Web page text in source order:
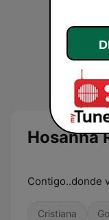
Hosanna
Contigo..donde
Cristiana